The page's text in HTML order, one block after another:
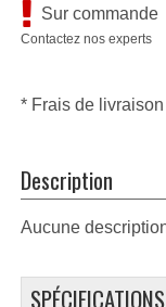
Sur commande
Contactez nos experts
* Frais de
Description
Aucune
SPÉCIFICATIONS